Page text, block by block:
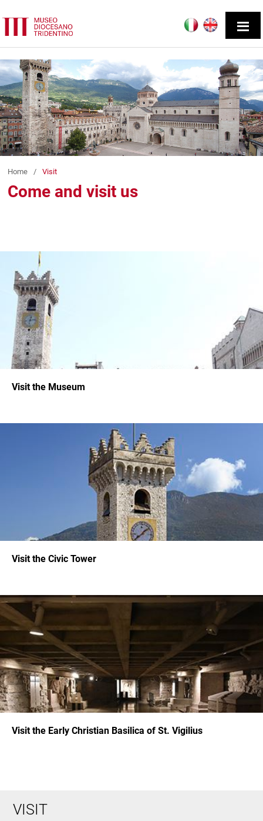
Home / Visit
Come and visit us
Visit the Museum
Visit the Civic Tower
Visit the Early Christian Basilica of St. Vigilius
VISIT